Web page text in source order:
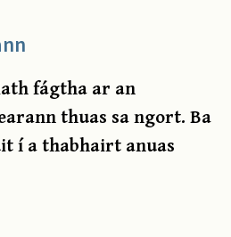
fágtha ar an
thuas sa ngort. Ba
í a thabhairt anuas